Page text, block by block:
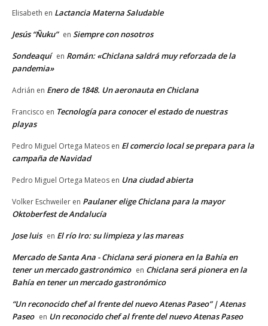
Elisabeth en Lactancia Materna Saludable
Jesús “Ñuku” en Siempre con nosotros
Sondeaquí en Román: «Chiclana saldrá muy reforzada de la
pandemia»
Adrián en Enero de 1848. Un aeronauta en Chiclana
Francisco en Tecnología para conocer el estado de nuestras
playas
Pedro Miguel Ortega Mateos en El comercio local se prepara para la
campaña de Navidad
Pedro Miguel Ortega Mateos en Una ciudad abierta
Volker Eschweiler en Paulaner elige Chiclana para la mayor
Oktoberfest de Andalucía
Jose luis en El río Iro: su limpieza y las mareas
Mercado de Santa Ana - Chiclana será pionera en la Bahía en
tener un mercado gastronómico en Chiclana será pionera en la
Bahía en tener un mercado gastronómico
“Un reconocido chef al frente del nuevo Atenas Paseo” | Atenas
Paseo en Un reconocido chef al frente del nuevo Atenas Paseo